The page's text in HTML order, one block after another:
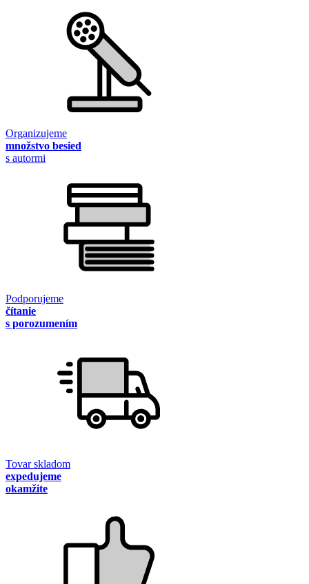
Organizujeme
množstvo besied
s autormi
Podporujeme
čítanie
s porozumením
Tovar skladom
expedujeme
okamžite